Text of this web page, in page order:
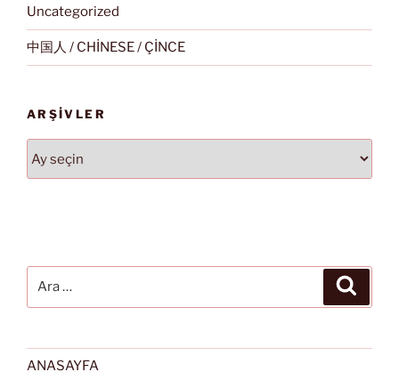
Uncategorized
中国人 / CHİNESE / ÇİNCE
ARŞIVLER
ANASAYFA